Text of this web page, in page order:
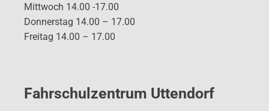
Mittwoch 14.00 -17.00
Donnerstag 14.00 – 17.00
Freitag 14.00 – 17.00
Fahrschulzentrum Uttendorf